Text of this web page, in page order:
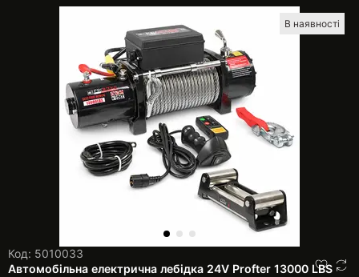
В наявності
Код: 5010033
Автомобільна електрична лебідка 24V Profter 13000 LBS